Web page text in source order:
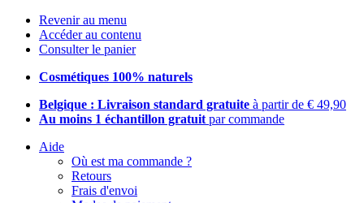
Revenir au menu
Accéder au contenu
Consulter le panier
Cosmétiques 100% naturels
Belgique : Livraison standard gratuite à partir de € 49,90
Au moins 1 échantillon gratuit par commande
Aide
Où est ma commande ?
Retours
Frais d'envoi